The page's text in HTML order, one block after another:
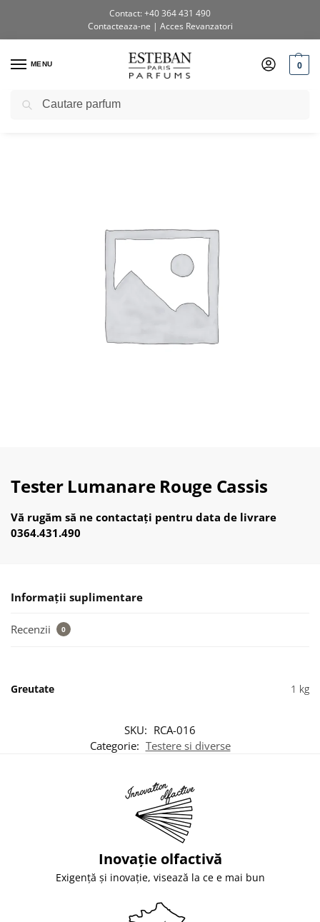
Contact: +40 364 431 490
Contacteaza-ne | Acces Revanzatori
MENU 0
Prima pagină / Shop / Testere si diverse
Tester Lumanare Rouge Cassis
Vă rugăm să ne contactați pentru data de livrare
0364.431.490
Informații suplimentare
Recenzii 0
Greutate 1 kg
SKU: RCA-016
Categorie: Testere si diverse
Inovație olfactivă
Exigență și inovație, visează la ce e mai bun